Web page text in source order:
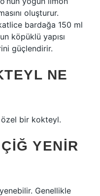
oluşturur.
bardağa 150 ml
köpüklü yapısı
güçlendirir.
NE
özel bir kokteyl.
YENIR
Genellikle